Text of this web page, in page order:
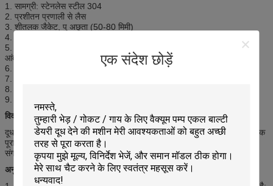
एक संदेश छोड़ें
1. सामग्री: स्टेनलेस स्टील 304
2. प्रशीतन प्रणाली से लैस
3. शीतलक जैकेट, पु अछूता (50-80 मिमी)
4. क्षमता: 500 एल -10000 एल
5. नियंत्रण बॉक्स, प्रशीतन समूह, प्रवेश, सीआईपी सफाई सिर,
आंदोलन मोटर, मैनहोल, तापमान मीटर, टैंक बॉडी, आउटलेट।
6. कार्य तापमान: 35-4 सेल्स
7. सर्द: R404A (अनुशंसित) या R22
8. कस्टम बनाया उपलब्ध
9. कार्यक्षेत्र और क्षैतिज दो विकल्प
विवरण:
दूध चिलिंग मशीन / दूध शीतलक टैंक मुख्य रूप से खेत मैकेनाइजेशन दुग्ध उपकरण का एक
पूरा सेट है, मैन्युअल दुग्ध फार्मों और दूध संग्रह स्टेशन के लिए अधिक उपयुक्त है, संग्रह
संग्रह डेयरी दूध।सर्वश्रेष्ठ ठंडा दूध संरक्षण, बैक्टीरिया प्रजनन को रोकना
अनुप्रयोगों: